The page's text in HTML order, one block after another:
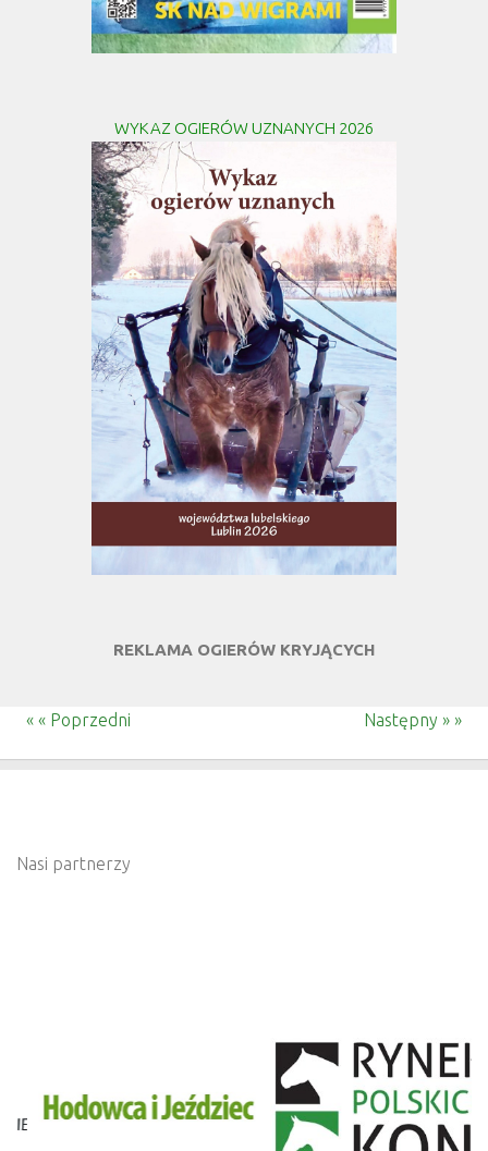
WYKAZ OGIERÓW UZNANYCH 2026
REKLAMA OGIERÓW KRYJĄCYCH
« « Poprzedni Następny » »
Nasi partnerzy